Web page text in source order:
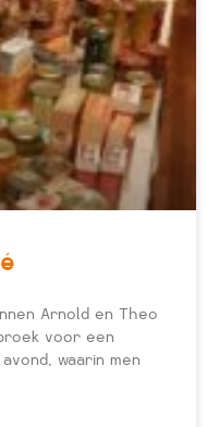
Arnold en Theo
voor een
waarin men